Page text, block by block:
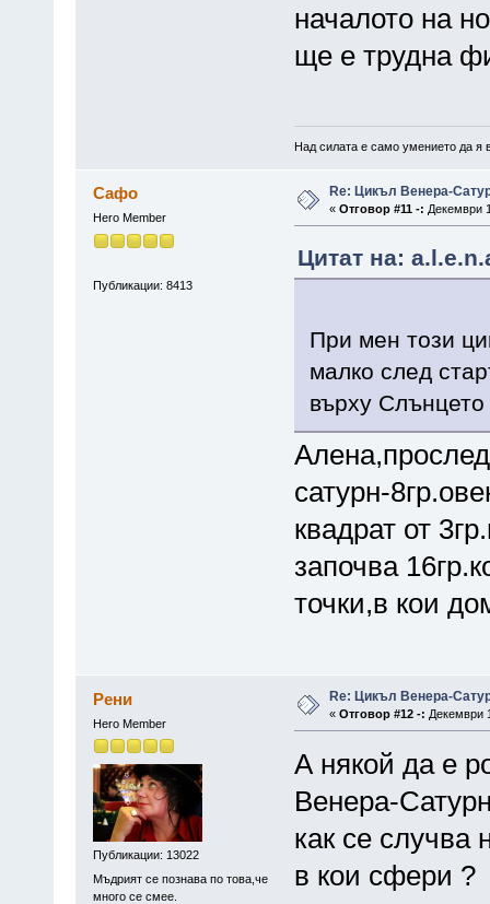
началото на
ще е трудна
Над силата е само умението да я
Сафо
Hero Member
Публикации: 8413
Re: Цикъл Венера-
« Отговор #11 -: Декември
Цитат на:
При мен този
малко след
върху Слънцето
сатурн-
квадрат от
започва
точки,в кои
Рени
Hero Member
Публикации: 13022
Мъдрият се познава по това,че
много се смее.
Re: Цикъл Венера-
« Отговор #12 -: Декември
А някой да е
Венера-
как се
в кои сфери ?